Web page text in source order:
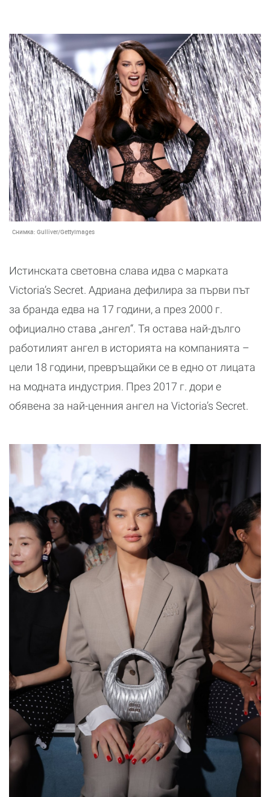
Снимка: Gulliver/GettyImages
Истинската световна слава идва с марката
Victoria’s Secret. Адриана дефилира за първи път
за бранда едва на 17 години, а през 2000 г.
официално става „ангел“. Тя остава най-дълго
работилият ангел в историята на компанията –
цели 18 години, превръщайки се в едно от лицата
на модната индустрия. През 2017 г. дори е
обявена за най-ценния ангел на Victoria’s Secret.